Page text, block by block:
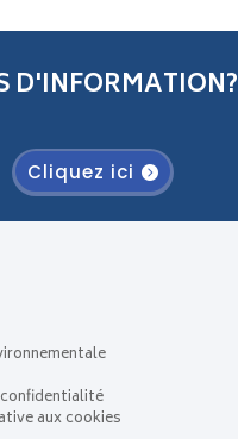
D'INFORMATION?
Cliquez ici
aux cookies